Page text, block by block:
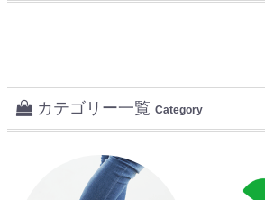
カテゴリー一覧 Category